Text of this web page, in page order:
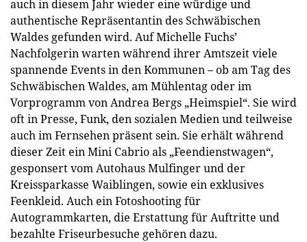
auch in diesem Jahr wieder eine würdige und
authentische Repräsentantin des Schwäbischen
Waldes gefunden wird. Auf Michelle Fuchs’
Nachfolgerin warten während ihrer Amtszeit viele
spannende Events in den Kommunen – ob am Tag des
Schwäbischen Waldes, am Mühlentag oder im
Vorprogramm von Andrea Bergs „Heimspiel“. Sie wird
oft in Presse, Funk, den sozialen Medien und teilweise
auch im Fernsehen präsent sein. Sie erhält während
dieser Zeit ein Mini Cabrio als „Feendienstwagen“,
gesponsert vom Autohaus Mulfinger und der
Kreissparkasse Waiblingen, sowie ein exklusives
Feenkleid. Auch ein Fotoshooting für
Autogrammkarten, die Erstattung für Auftritte und
bezahlte Friseurbesuche gehören dazu.